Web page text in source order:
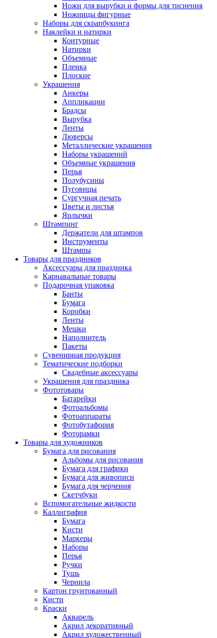
Ножи для вырубки и формы для тиснения
Ножницы фигурные
Наборы для скрапбукинга
Наклейки и натирки
Контурные
Натирки
Объемные
Пленка
Плоские
Украшения
Анкеры
Аппликации
Брадсы
Вырубка
Ленты
Люверсы
Металлические украшения
Наборы украшений
Объемные украшения
Перья
Полубусины
Пуговицы
Сургучная печать
Цветы и листья
Ярлычки
Штампинг
Держатели для штампов
Инструменты
Штампы
Товары для праздников
Аксессуары для праздника
Карнавальные товары
Подарочная упаковка
Банты
Бумага
Коробки
Ленты
Мешки
Наполнитель
Пакеты
Сувенирная продукция
Тематические подборки
Свадебные аксессуары
Украшения для праздника
Фототовары
Батарейки
Фотоальбомы
Фотоаппараты
Фотобутафория
Фоторамки
Товары для художников
Бумага для рисования
Альбомы для рисования
Бумага для графики
Бумага для живописи
Бумага для черчения
Скетчбуки
Вспомогательные жидкости
Каллиграфия
Бумага
Кисти
Маркеры
Наборы
Перья
Ручки
Тушь
Чернила
Картон грунтованный
Кисти
Краски
Акварель
Акрил декоративный
Акрил художественный